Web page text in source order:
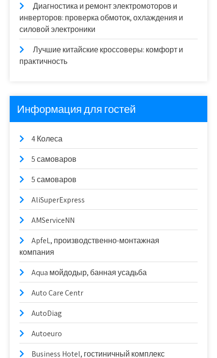
Диагностика и ремонт электромоторов и
инверторов: проверка обмоток, охлаждения и
силовой электроники
Лучшие китайские кроссоверы: комфорт и
практичность
Информация для гостей
4 Колеса
5 самоваров
5 самоваров
AliSuperExpress
AMServiceNN
ApfeL, производственно-монтажная
компания
Aqua мойдодыр, банная усадьба
Auto Care Centr
AutoDiag
Autoeuro
Business Hotel, гостиничный комплекс